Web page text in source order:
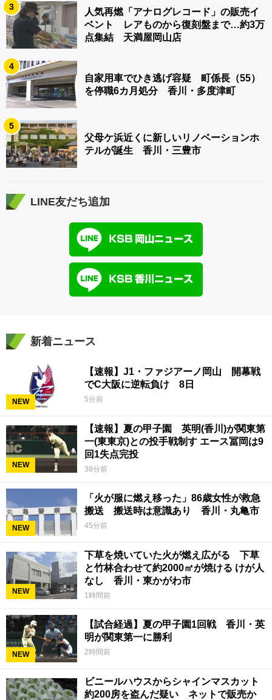
3
人気再燃「アナログレコード」の販売イ
ベント レアものから復刻盤まで…約3万
点集結 天満屋岡山店
4
自家用車でひき逃げ容疑 町係長（55）
を停職6カ月処分 香川・多度津町
5
父母ケ浜近くに新しいリノベーションホ
テルが誕生 香川・三豊市
LINE友だち追加
新着ニュース
NEW
【速報】J1・ファジアーノ岡山 開幕戦
でC大阪に逆転負け 8日
5分前
NEW
【速報】夏の甲子園 英明(香川)が関東第
一(東東京)との投手戦制す エース冨岡は9
回1失点完投
38分前
NEW
「火が服に燃え移った」86歳女性が救急
搬送 搬送時は意識あり 香川・丸亀市
45分前
NEW
下草を焼いていた火が燃え広がる 下草
と竹林合わせて約2000㎡が焼ける けが人
なし 香川・東かがわ市
1時間前
NEW
【試合経過】夏の甲子園1回戦 香川・英
明が関東第一に勝利
2時間前
ビニールハウスからシャインマスカット
約200房を盗んだ疑い ネットで販売か